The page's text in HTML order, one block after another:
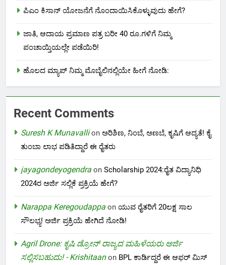
ಪಿಎಂ ಕಿಸಾನ್ ಯೋಜನೆಗೆ ನೊಂದಾಯಿಸಿಕೊಳ್ಳುವುದು ಹೇಗೆ?
ಜಾತಿ, ಆದಾಯ ಪ್ರಮಾಣ ಪತ್ರ ಬರೀ 40 ರೂ.ಗಳಿಗೆ ನಿಮ್ಮ
ಪಂಚಾಯ್ತಿಯಲ್ಲೇ ಪಡೆಯಿರಿ!
ಹೊಲದ ಮ್ಯಾಪ್ ನಿಮ್ಮ ಮೊಬೈಲಿನಲ್ಲಿಯೇ ಹೀಗೆ ನೋಡಿ:
Recent Comments
Suresh K Munavallion ಅರಿಶಿಣ, ನಿಂಬೆ, ಅಣಬೆ, ಕೃಷಿಗೆ ಆದ್ಯತೆ! ಕೈ
ತುಂಬಾ ಲಾಭ ಪಡಿತಿದ್ದಾರೆ ಈ ರೈತರು
jayagondeyogendra on Scholarship 2024:ರೈತ ವಿದ್ಯಾನಿಧಿ
2024ರ ಅರ್ಜಿ ಸಲ್ಲಿಕೆ ಪ್ರಕ್ರಿಯೆ ಹೇಗೆ?
Narappa Keregoudappa on ಯುವ ರೈತರಿಗೆ 20ಲಕ್ಷ ಸಾಲ
ಸೌಲಭ್ಯ! ಅರ್ಜಿ ಪ್ರಕ್ರಿಯೆ ಹೇಗಿದೆ ನೋಡಿ!
Agril Drone: ಕೃಷಿ ಡ್ರೋನ್ ರಾಜ್ಯದ ಮಹಿಳೆಯರು ಅರ್ಜಿ
ಸಲ್ಲಿಸಬಹುದು! - Krishitaanon BPL ಕಾರ್ಡಿದ್ದರೆ ಈ ಆಫರ್ ಮಿಸ್